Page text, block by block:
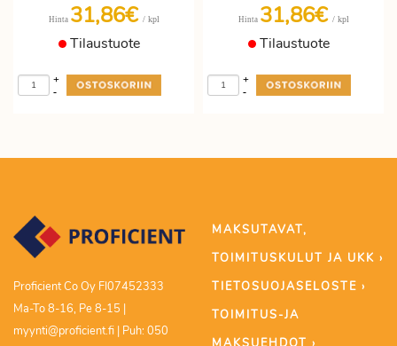
Hinta 31,86€ / kpl
Tilaustuote
-
+
Hinta 31,86€ / kpl
Tilaustuote
-
+
Proficient Co Oy FI07452333
Ma-To 8-16, Pe 8-15 |
myynti@proficient.fi | Puh: 050
MAKSUTAVAT,
TOIMITUSKULUT JA UKK ›
TIETOSUOJASELOSTE ›
TOIMITUS-JA